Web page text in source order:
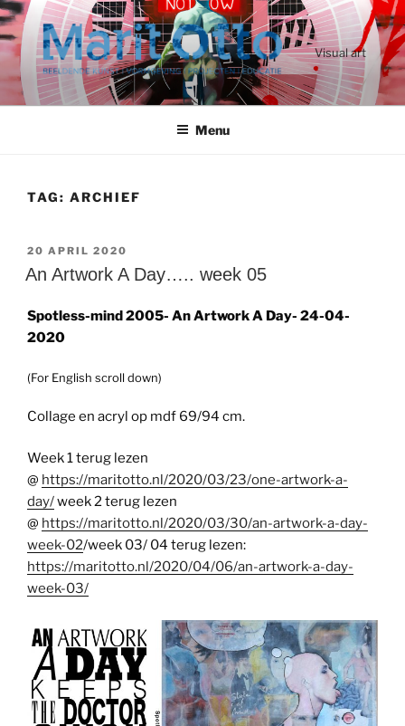
Ga
naar
de
inhoud
Visual art
Menu
TAG: ARCHIEF
GEPLAATST
OP
20 APRIL 2020
An Artwork A Day….. week 05
Spotless-mind 2005- An Artwork A Day- 24-04-
2020
(For English scroll down)
Collage en acryl op mdf 69/94 cm.
Week 1 terug lezen
@ https://maritotto.nl/2020/03/23/one-artwork-a-
day/week 2 terug lezen
@ https://maritotto.nl/2020/03/30/an-artwork-a-day-
week-02/week 03/ 04 terug lezen:
https://maritotto.nl/2020/04/06/an-artwork-a-day-
week-03/